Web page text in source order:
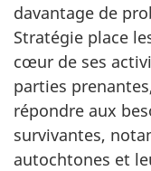
davantage de
Stratégie place
cœur de ses
parties
répondre aux
survivantes,
autochtones et